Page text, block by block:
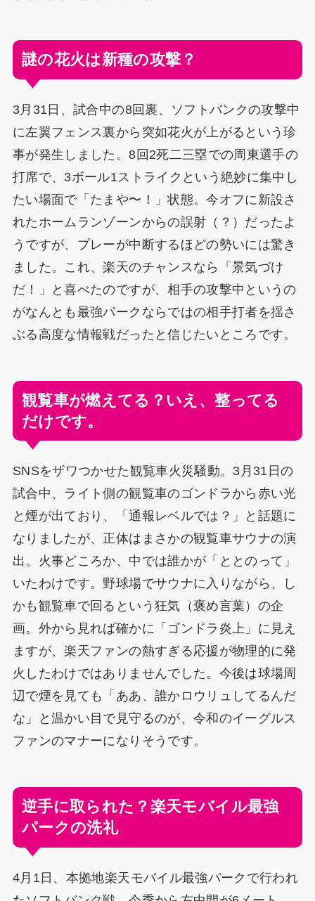
謎の花火は新種の攻撃？
3月31日、試合中の8回裏、ソフトバンクの攻撃中
に左翼フェンス裏から突如花火が上がるという珍
事が発生しました。8回2死二三塁での周東選手の
打席で、3ボール1ストライクという絶妙に集中し
たい場面で「たまや〜！」状態。今オフに新設さ
れたホームランゾーンからの誤射（？）だったよ
うですが、プレーが中断するほどの勢いには驚き
ました。これ、楽天のチャンスなら「景気づけ
だ！」と喜べたのですが、相手の攻撃中というの
がなんとも最強パークならではの相手打者を揺さ
ぶる高度な情報戦だったと信じたいところです。
観覧車が燃えてる？いえ、整ってる
だけです。
SNSをザワつかせた観覧車火災騒動。3月31日の
試合中、ライト側の観覧車のゴンドラから赤い光
と煙が出ており、「通報レベルでは？」と話題に
なりましたが、正体はまさかの観覧車サウナの演
出。火事どころか、中では誰かが「ととのって」
いたわけです。野球場でサウナに入りながら、し
かも観覧車で回るという狂気（褒め言葉）の企
画。外から見れば確かに「ゴンドラ炎上」に見え
ますが、楽天ファンの熱すぎる応援が物理的に発
火したわけではありませんでした。今後は球場周
辺で煙を見ても「ああ、誰かロウリュしてるんだ
な」と温かい目で見守るのが、令和のイーグルス
ファンのマナーになりそうです。
逆手に取られた？楽天モバイル最強
パークの洗礼
4月1日、本拠地楽天モバイル最強パークで行われ